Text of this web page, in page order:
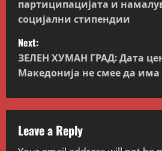
t
n
a
v
i
партиципацијата и
социјални стипендии
Next:
ЗЕЛЕН ХУМАН ГРАД: Дата
Македонија не смее да има
Leave a Reply